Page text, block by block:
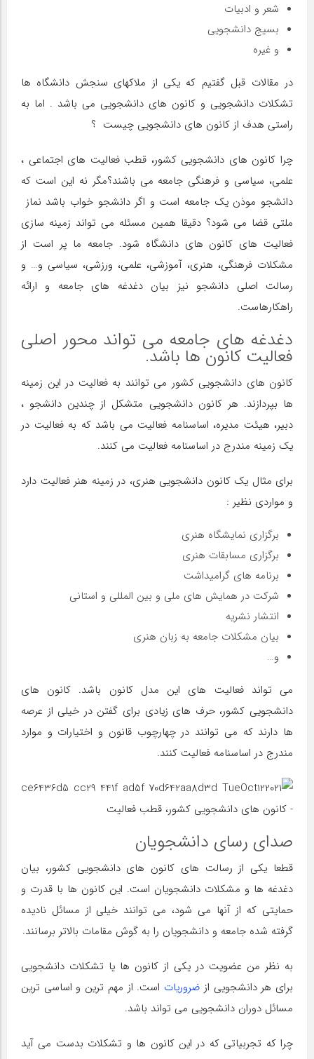
شعر و ادبیات
بسیج دانشجویی
و غیره
در مقالات قبل گفتیم که یکی از ملاکهای سنجش دانشگاه ها
تشکلات دانشجویی و کانون های دانشجویی می باشد . اما به
راستی هدف از کانون های دانشجویی چیست ؟
چرا کانون های دانشجویی کشور، قطب فعالیت های اجتماعی ،
علمی، سیاسی و فرهنگی جامعه می باشند؟مگر نه این است که
دانشجو موذن یک جامعه است و اگر دانشجو خواب باشد نماز
ملتی قضا می شود؟ دقیقا همین مسئله می تواند زمینه سازی
فعالیت های کانون های دانشگاه شود. جامعه ما پر است از
مشکلات فرهنگی، هنری، آموزشی، علمی، ورزشی، سیاسی و… و
رسالت اصلی دانشجو نیز بیان دغدغه های جامعه و ارائه
راهکارهاست.
دغدغه های جامعه می تواند محور اصلی
فعالیت کانون ها باشد.
کانون های دانشجویی کشور می توانند به فعالیت در این زمینه
ها بپردازند. هر کانون دانشجویی متشکل از چندین دانشجو ،
دبیر، هیئت مدیره، اساسنامه فعالیت می باشد که به فعالیت در
یک زمینه مندرج در اساسنامه فعالیت می کنند.
برای مثال یک کانون دانشجویی هنری، در زمینه هنر فعالیت دارد
و مواردی نظیر :
برگزاری نمایشگاه هنری
برگزاری مسابقات هنری
برنامه های گرامیداشت
شرکت در همایش های ملی و بین المللی و استانی
انتشار نشریه
بیان مشکلات جامعه به زبان هنری
و…
می تواند فعالیت های این مدل کانون باشد. کانون های
دانشجویی کشور، حرف های زیادی برای گفتن در خیلی از عرصه
ها دارند که می توانند در چهارچوب قانون و اختیارات و موارد
مندرج در اساسنامه فعالیت کنند.
صدای رسای دانشجویان
قطعا یکی از رسالت های کانون های دانشجویی کشور، بیان
دغدغه ها و مشکلات دانشجویان است. این کانون ها با قدرت و
حمایتی که از آنها می شود، می توانند خیلی از مسائل نادیده
گرفته شده جامعه و دانشجویان را به گوش مقامات بالاتر برسانند.
به نظر من عضویت در یکی از کانون ها یا تشکلات دانشجویی
برای هر دانشجویی از ضروریات است. از مهم ترین و اساسی ترین
مسائل دوران دانشجویی می تواند باشد.
چرا که تجربیاتی که در این کانون ها و تشکلات بدست می آید